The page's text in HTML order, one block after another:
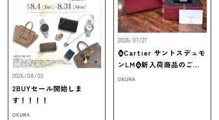
2026/08/03
2BUYセール開始しま
す！！！！
OKURA
2026/07/27
⌚Cartier サントスデュモ
ンLM⌚新入荷商品のご紹
介‼
OKURA